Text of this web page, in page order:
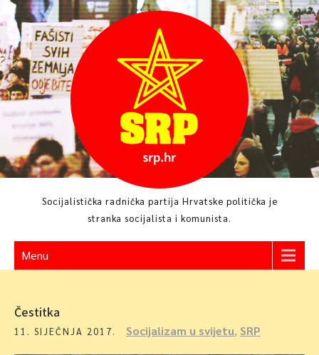
Skip
to
content
Socijalistička radnička partija Hrvatske politička je
stranka socijalista i komunista.
Menu
Čestitka
11. SIJEČNJA 2017. Socijalizam u svijetu, SRP